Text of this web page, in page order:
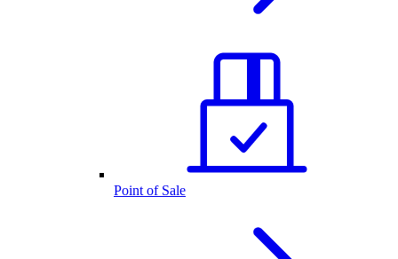
Point of Sale